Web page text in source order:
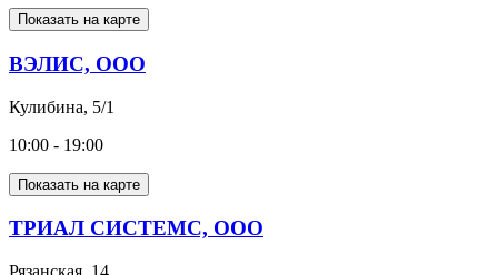
Показать на карте
ВЭЛИС, ООО
Кулибина, 5/1
10:00 - 19:00
Показать на карте
ТРИАЛ СИСТЕМС, ООО
Рязанская, 14